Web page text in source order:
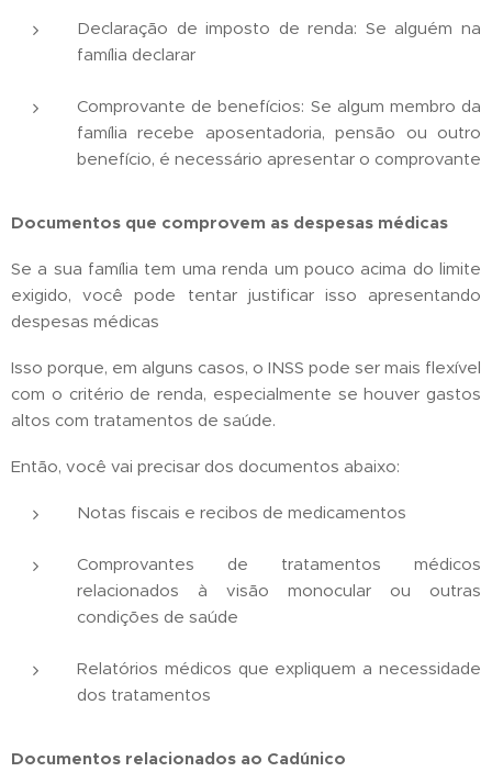
Declaração de imposto de renda: Se alguém na
família declarar
Comprovante de benefícios: Se algum membro da
família recebe aposentadoria, pensão ou outro
benefício, é necessário apresentar o comprovante
Documentos que comprovem as despesas médicas
Se a sua família tem uma renda um pouco acima do limite
exigido, você pode tentar justificar isso apresentando
despesas médicas
Isso porque, em alguns casos, o INSS pode ser mais flexível
com o critério de renda, especialmente se houver gastos
altos com tratamentos de saúde.
Então, você vai precisar dos documentos abaixo:
Notas fiscais e recibos de medicamentos
Comprovantes de tratamentos médicos
relacionados à visão monocular ou outras
condições de saúde
Relatórios médicos que expliquem a necessidade
dos tratamentos
Documentos relacionados ao Cadúnico